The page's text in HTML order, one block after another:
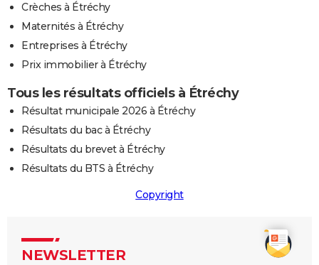
Crèches à Étréchy
Maternités à Étréchy
Entreprises à Étréchy
Prix immobilier à Étréchy
Tous les résultats officiels à Étréchy
Résultat municipale 2026 à Étréchy
Résultats du bac à Étréchy
Résultats du brevet à Étréchy
Résultats du BTS à Étréchy
Copyright
NEWSLETTER